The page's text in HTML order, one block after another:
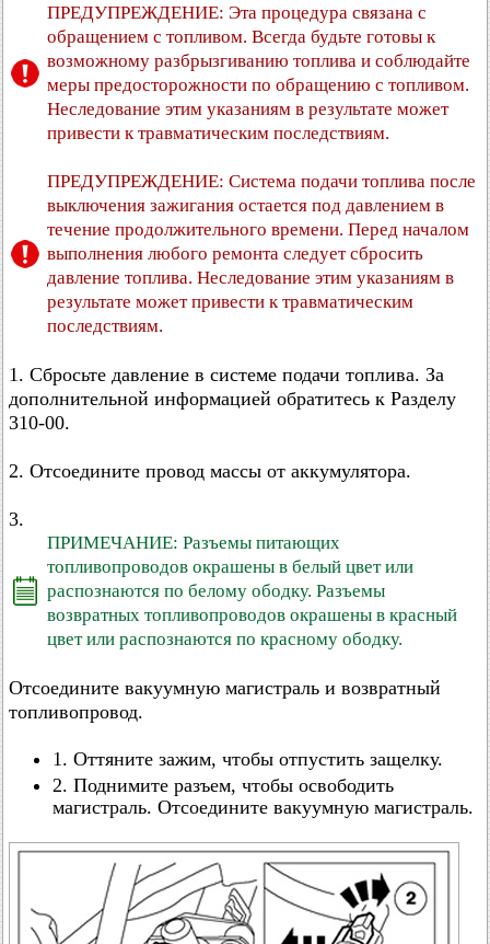
ПРЕДУПРЕЖДЕНИЕ: Эта процедура связана с
обращением с топливом. Всегда будьте готовы к
возможному разбрызгиванию топлива и соблюдайте
меры предосторожности по обращению с топливом.
Неследование этим указаниям в результате может
привести к травматическим последствиям.
ПРЕДУПРЕЖДЕНИЕ: Система подачи топлива после
выключения зажигания остается под давлением в
течение продолжительного времени. Перед началом
выполнения любого ремонта следует сбросить
давление топлива. Неследование этим указаниям в
результате может привести к травматическим
последствиям.
1. Cбросьте давление в системе подачи топлива. За
дополнительной информацией обратитесь к Разделу
310-00.
2. Отсоедините провод массы от аккумулятора.
3.
ПРИМЕЧАНИЕ: Разъемы питающих
топливопроводов окрашены в белый цвет или
распознаются по белому ободку. Разъемы
возвратных топливопроводов окрашены в красный
цвет или распознаются по красному ободку.
Отсоедините вакуумную магистраль и возвратный
топливопровод.
1. Оттяните зажим, чтобы отпустить защелку.
2. Поднимите разъем, чтобы освободить
магистраль. Отсоедините вакуумную магистраль.